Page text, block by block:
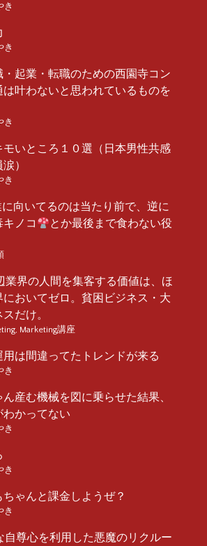
き
き
・起業・転職のための西園寺コン
叶わないと思われているものを
き
モいところ１０選（日本男性共感
）
き
向いてるのは当たり前で、逆に
ノコ
とか最後まで食わない役
業界の人間を集客する価値は、ほ
においてゼロ。貧困ビジネス・大
だけ。
, Marketing講座
用は間違ってたトレンドが来る
き
産む機械を図に乗らせた結果、
わかってない
き
き
ちゃんと課金しようぜ？
き
自尊心を利用した悪魔のリクルー